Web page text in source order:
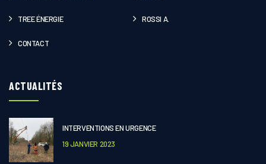
TREE ÉNERGIE ROSSI A.
CONTACT
ACTUALITÉS
INTERVENTIONS EN URGENCE
19 JANVIER 2023